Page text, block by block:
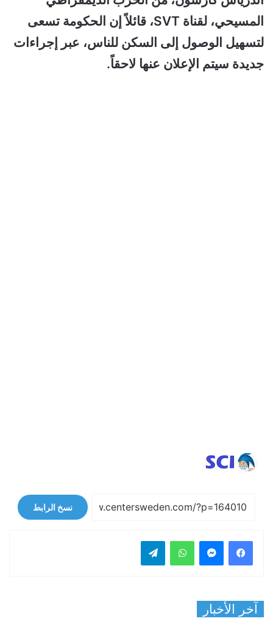
المسيحي، لقناة SVT، قائلاً إن الحكومة تسعى
لتسهيل الوصول إلى السكن للناس، عبر إجراءات
جديدة سيتم الإعلان عنها لاحقاً.
نسخ الرابط
فيسبوك واتساب
آخر الأخبار